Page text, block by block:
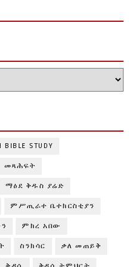
BIBLE STUDY
መጻሕፍት
ማዕደ ቅዱስ ያሬድ
ምሥጢራተ ቤተክርስቲያን
ምክረ አበው
ስንክሳር ቃለ መጠይቅ